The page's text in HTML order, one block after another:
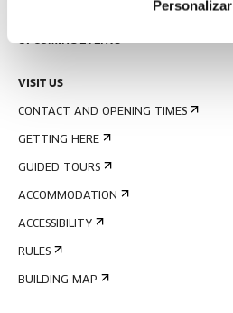
Personalizar
SIGN UP FOR THE NEWSLETTER
UPCOMING EVENTS
VISIT US
CONTACT AND OPENING TIMES
GETTING HERE
GUIDED TOURS
ACCOMMODATION
ACCESSIBILITY
RULES
BUILDING MAP